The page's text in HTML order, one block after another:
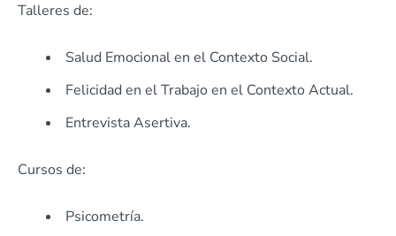
Talleres de:
Salud Emocional en el Contexto Social.
Felicidad en el Trabajo en el Contexto Actual.
Entrevista Asertiva.
Cursos de:
Psicometría.